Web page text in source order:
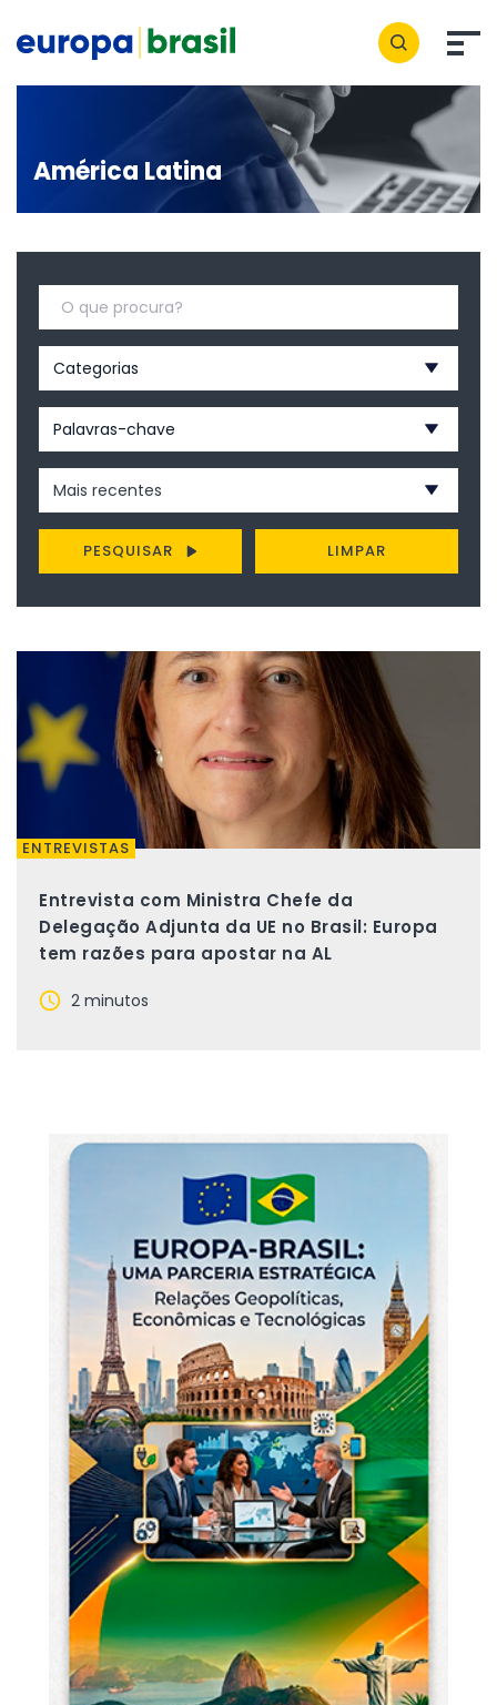
América Latina
Categorias
Palavras-chave
Mais recentes
PESQUISAR LIMPAR
ENTREVISTAS
Entrevista com Ministra Chefe da
Delegação Adjunta da UE no Brasil: Europa
tem razões para apostar na AL
2 minutos